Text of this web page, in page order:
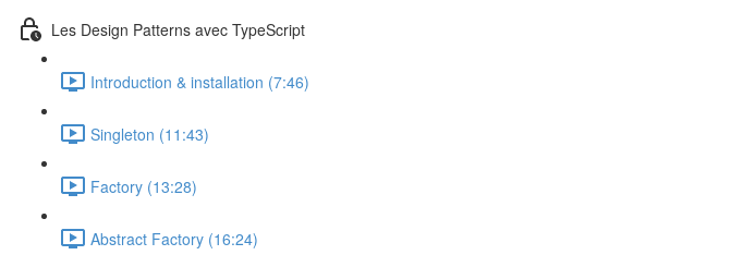
Les Design Patterns avec TypeScript
Introduction & installation (7:46)
Singleton (11:43)
Factory (13:28)
Abstract Factory (16:24)